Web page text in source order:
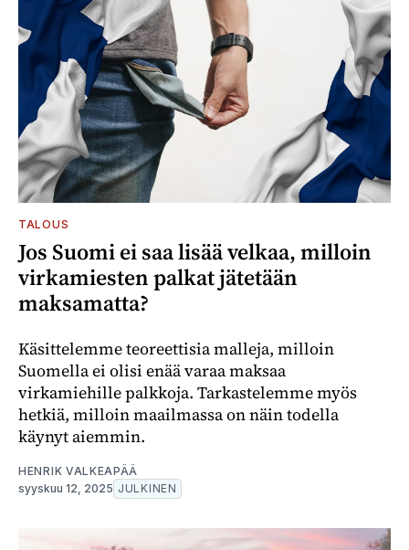
TALOUS
Jos Suomi ei saa lisää velkaa, milloin
virkamiesten palkat jätetään
maksamatta?
Käsittelemme teoreettisia malleja, milloin
Suomella ei olisi enää varaa maksaa
virkamiehille palkkoja. Tarkastelemme myös
hetkiä, milloin maailmassa on näin todella
käynyt aiemmin.
HENRIK VALKEAPÄÄ
syyskuu 12, 2025 JULKINEN